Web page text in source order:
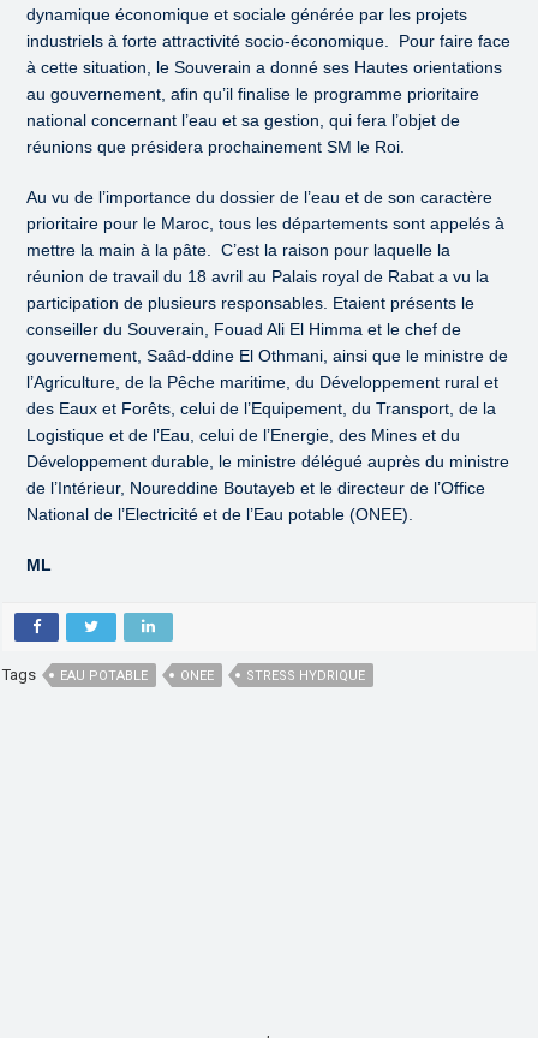
dynamique économique et sociale générée par les projets
industriels à forte attractivité socio-économique. Pour faire face
à cette situation, le Souverain a donné ses Hautes orientations
au gouvernement, afin qu’il finalise le programme prioritaire
national concernant l’eau et sa gestion, qui fera l’objet de
réunions que présidera prochainement SM le Roi.
Au vu de l’importance du dossier de l’eau et de son caractère
prioritaire pour le Maroc, tous les départements sont appelés à
mettre la main à la pâte. C’est la raison pour laquelle la
réunion de travail du 18 avril au Palais royal de Rabat a vu la
participation de plusieurs responsables. Etaient présents le
conseiller du Souverain, Fouad Ali El Himma et le chef de
gouvernement, Saâd-ddine El Othmani, ainsi que le ministre de
l’Agriculture, de la Pêche maritime, du Développement rural et
des Eaux et Forêts, celui de l’Equipement, du Transport, de la
Logistique et de l’Eau, celui de l’Energie, des Mines et du
Développement durable, le ministre délégué auprès du ministre
de l’Intérieur, Noureddine Boutayeb et le directeur de l’Office
National de l’Electricité et de l’Eau potable (ONEE).
ML
Tags EAU POTABLE ONEE STRESS HYDRIQUE
,